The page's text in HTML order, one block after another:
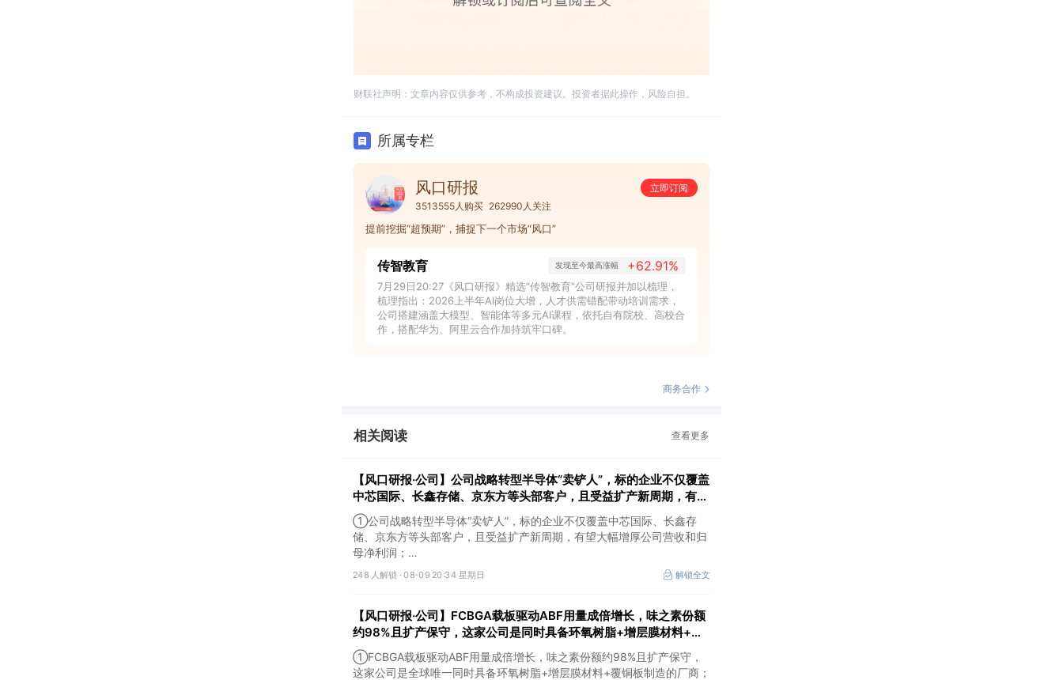
财联社声明：文章内容仅供参考，不构成投资建议。投资者据此操作，风险自担。
所属专栏
风口研报
立即订阅
3513555人购买 262990人关注
提前挖掘“超预期”，捕捉下一个市场“风口”
传智教育 发现至今最高涨幅 +62.91%
7月29日20:27《风口研报》精选“传智教育”公司研报并加以梳理，
梳理指出：2026上半年AI岗位大增，人才供需错配带动培训需求，
公司搭建涵盖大模型、智能体等多元AI课程，依托自有院校、高校合
作，搭配华为、阿里云合作加持筑牢口碑。
商务合作
相关阅读 查看更多
【风口研报·公司】公司战略转型半导体“卖铲人”，标的企业不仅覆盖
中芯国际、长鑫存储、京东方等头部客户，且受益扩产新周期，有望
大幅增厚公司营收和归母净利润；周策略：市场情绪有望逐渐回暖并
重拾上行趋势
①公司战略转型半导体“卖铲人”，标的企业不仅覆盖中芯国际、长鑫存
储、京东方等头部客户，且受益扩产新周期，有望大幅增厚公司营收和归
母净利润；
②周策略：市场情绪有望逐渐回暖并重拾上行趋势。
248 人解锁 ·08-09 20:34 星期日 解锁全文
【风口研报·公司】FCBGA载板驱动ABF用量成倍增长，味之素份额
约98%且扩产保守，这家公司是同时具备环氧树脂+增层膜材料+覆
铜板制造的厂商；这家公司科技投资重点项目包括月之暗面、
DeepSeek等
①FCBGA载板驱动ABF用量成倍增长，味之素份额约98%且扩产保守，
这家公司是全球唯一同时具备环氧树脂+增层膜材料+覆铜板制造的厂商；